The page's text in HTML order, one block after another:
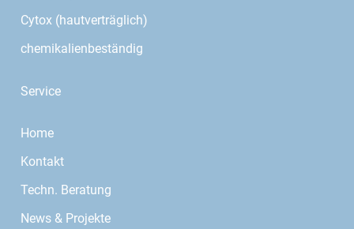
Cytox (hautverträglich)
chemikalienbeständig
Service
Home
Kontakt
Techn. Beratung
News & Projekte